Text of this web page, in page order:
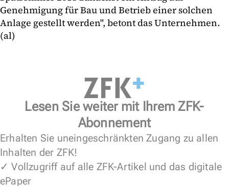
Genehmigung für Bau und Betrieb einer solchen
Anlage gestellt werden", betont das Unternehmen.
(al)
Lesen Sie weiter mit Ihrem ZFK-
Abonnement
Erhalten Sie uneingeschränkten Zugang zu allen
Inhalten der ZFK!
✓ Vollzugriff auf alle ZFK-Artikel und das digitale
ePaper